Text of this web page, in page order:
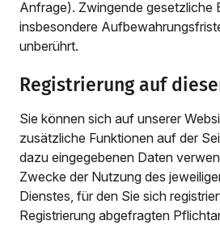
Anfrage). Zwingende gesetzliche
insbesondere
unberührt.
Registrierung auf
Sie können sich auf unserer
zusätzliche Funktionen auf der
dazu eingegebenen Daten
Zwecke der Nutzung des
Dienstes, für den Sie sich
Registrierung abgefragten